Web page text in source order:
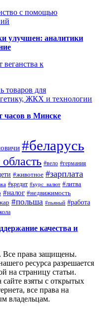
с помощью
улучшен: аналитики
веганства к
товаров для
ЖКХ и технологии
часов в Минске
#беларусь
#вело #германия
#животное #зарплата
#кредит #курс_валют #литва
#налог #недвижимость
#польша #пьяный #работа
качества и
Все права защищены.
ресурса разрешается
на страницу статьи.
взяты с открытых
все права на
владельцам.